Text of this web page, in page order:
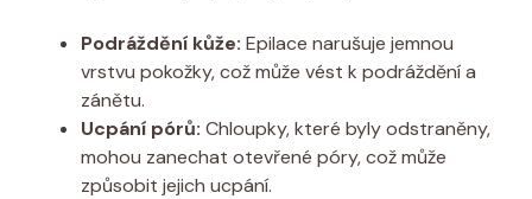
Podráždění⁣ kůže: Epilace⁢ narušuje​ jemnou
vrstvu⁢ pokožky, ‌což může ⁣vést k podráždění a⁤
zánětu.
Ucpání‌ pórů: ⁣Chloupky,‌ které ⁣byly odstraněny,‌
mohou zanechat otevřené póry,⁣ což může
způsobit jejich⁢ ucpání.